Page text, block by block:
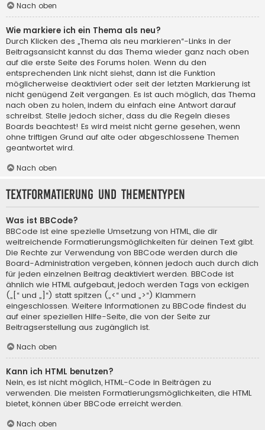
Nach oben
Wie markiere ich ein Thema als neu?
Durch Klicken des „Thema als neu markieren“-Links in der
Beitragsansicht kannst du das Thema wieder ganz nach oben
auf die erste Seite des Forums holen. Wenn du den
entsprechenden Link nicht siehst, dann ist die Funktion
möglicherweise deaktiviert oder seit der letzten Markierung ist
nicht genügend Zeit vergangen. Es ist auch möglich, das Thema
nach oben zu holen, indem du einfach eine Antwort darauf
schreibst. Stelle jedoch sicher, dass du die Regeln dieses
Boards beachtest! Es wird meist nicht gerne gesehen, wenn
ohne triftigen Grund auf alte oder abgeschlossene Themen
geantwortet wird.
Nach oben
Textformatierung und Thementypen
Was ist BBCode?
BBCode ist eine spezielle Umsetzung von HTML, die dir
weitreichende Formatierungsmöglichkeiten für deinen Text gibt.
Die Rechte zur Verwendung von BBCode werden durch die
Board-Administration vergeben, können jedoch auch durch dich
für jeden einzelnen Beitrag deaktiviert werden. BBCode ist
ähnlich wie HTML aufgebaut, jedoch werden Tags von eckigen
(„[“ und „]“) statt spitzen („<“ und „>“) Klammern
eingeschlossen. Weitere Informationen zu BBCode findest du
auf einer speziellen Hilfe-Seite, die von der Seite zur
Beitragserstellung aus zugänglich ist.
Nach oben
Kann ich HTML benutzen?
Nein, es ist nicht möglich, HTML-Code in Beiträgen zu
verwenden. Die meisten Formatierungsmöglichkeiten, die HTML
bietet, können über BBCode erreicht werden.
Nach oben